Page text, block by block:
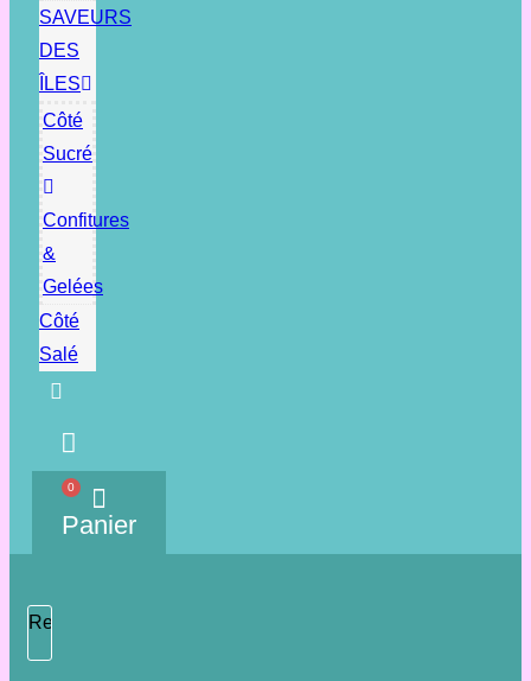
SAVEURS
DES
ÎLES
Côté
Sucré
Confitures
&
Gelées
Côté
Salé
0
Panier
Rechercher